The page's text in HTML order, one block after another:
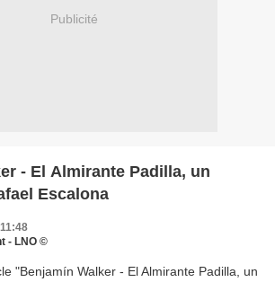
Publicité
- El Almirante Padilla, un
Escalona
- LNO ©